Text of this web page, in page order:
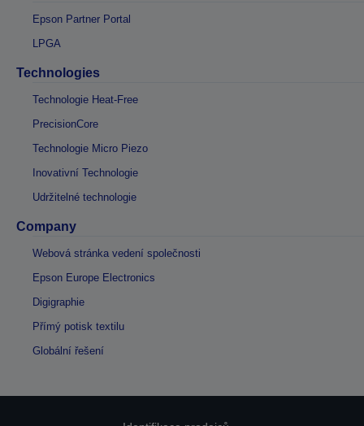
Epson Partner Portal
LPGA
Technologies
Technologie Heat-Free
PrecisionCore
Technologie Micro Piezo
Inovativní Technologie
Udržitelné technologie
Company
Webová stránka vedení společnosti
Epson Europe Electronics
Digigraphie
Přímý potisk textilu
Globální řešení